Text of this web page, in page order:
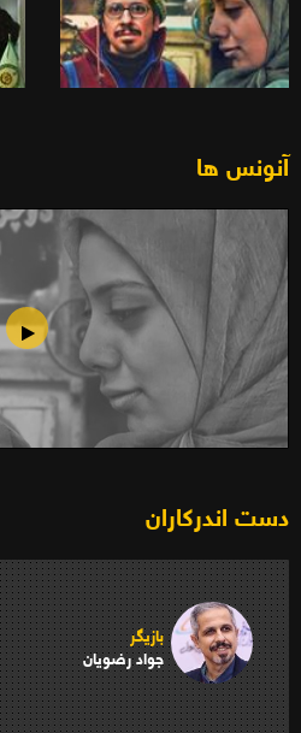
آنونس ها
دست اندرکاران
بازیگر
جواد رضویان